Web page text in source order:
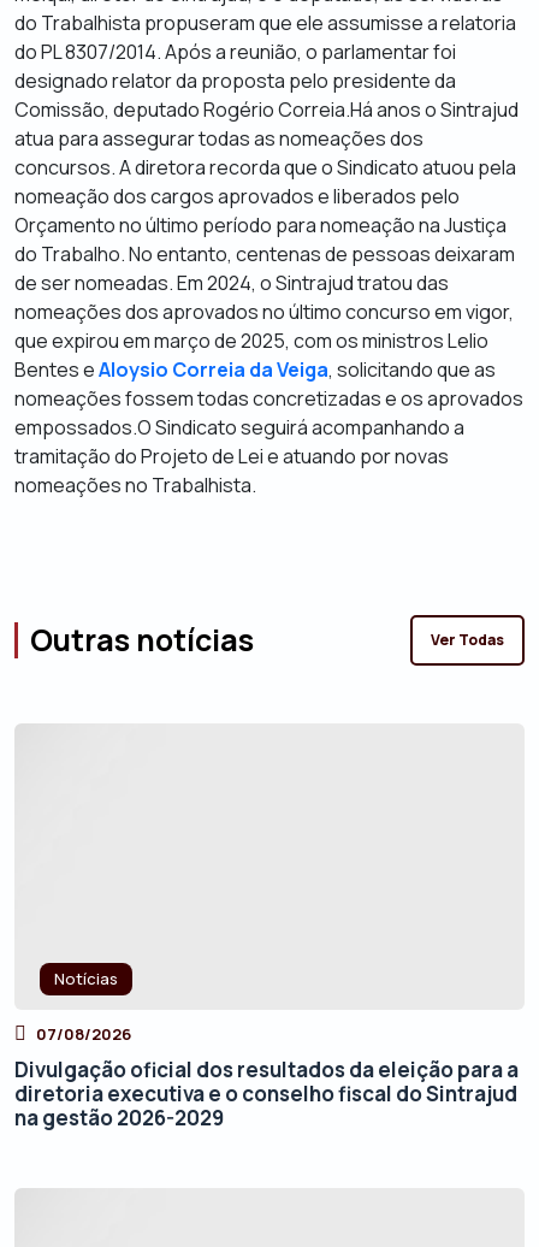
do Trabalhista propuseram que ele assumisse a relatoria
do PL 8307/2014. Após a reunião, o parlamentar foi
designado relator da proposta pelo presidente da
Comissão, deputado Rogério Correia.Há anos o Sintrajud
atua para assegurar todas as nomeações dos
concursos. A diretora recorda que o Sindicato atuou pela
nomeação dos cargos aprovados e liberados pelo
Orçamento no último período para nomeação na Justiça
do Trabalho. No entanto, centenas de pessoas deixaram
de ser nomeadas. Em 2024, o Sintrajud tratou das
nomeações dos aprovados no último concurso em vigor,
que expirou em março de 2025, com os ministros Lelio
Bentes eAloysio Correia da Veiga, solicitando que as
nomeações fossem todas concretizadas e os aprovados
empossados.O Sindicato seguirá acompanhando a
tramitação do Projeto de Lei e atuando por novas
nomeações no Trabalhista.
Outras notícias Ver Todas
Notícias
07/08/2026
Divulgação oficial dos resultados da eleição para a
diretoria executiva e o conselho fiscal do Sintrajud
na gestão 2026-2029